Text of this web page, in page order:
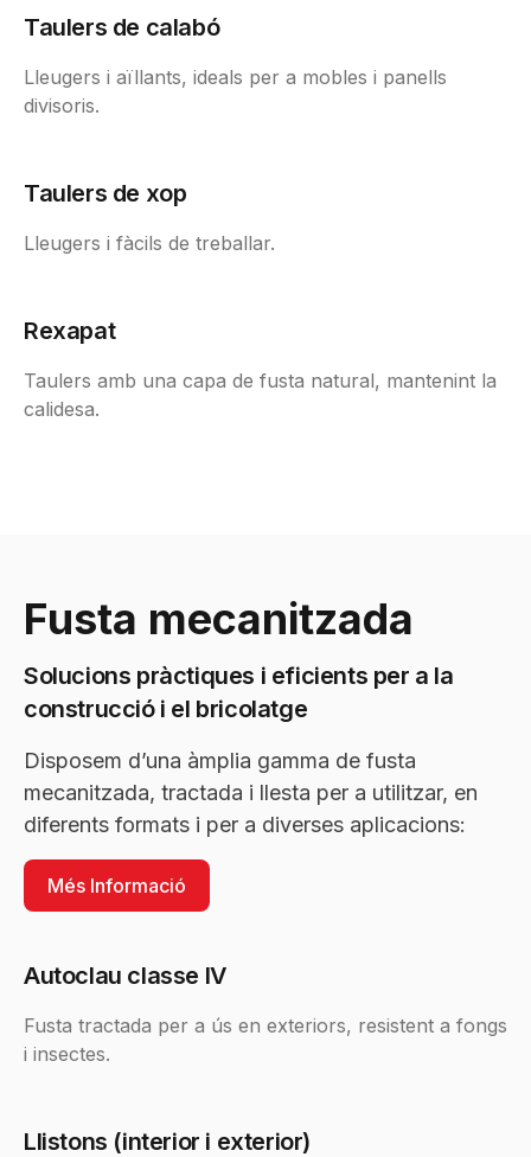
Taulers de calabó
Lleugers i aïllants, ideals per a mobles i panells
divisoris.
Taulers de xop
Lleugers i fàcils de treballar.
Rexapat
Taulers amb una capa de fusta natural, mantenint la
calidesa.
Fusta mecanitzada
Solucions pràctiques i eficients per a la
construcció i el bricolatge
Disposem d’una àmplia gamma de fusta
mecanitzada, tractada i llesta per a utilitzar, en
diferents formats i per a diverses aplicacions:
Més Informació
Autoclau classe IV
Fusta tractada per a ús en exteriors, resistent a fongs
i insectes.
Llistons (interior i exterior)